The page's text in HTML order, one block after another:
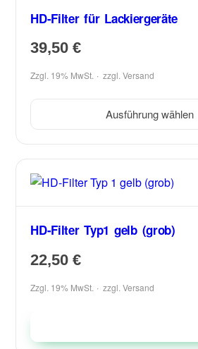
HD-Filter für Lackiergeräte
39,50€
Zzgl. 19% MwSt. zzgl.Versand
Ausführung wählen
HD-Filter Typ1 gelb (grob)
22,50€
Zzgl. 19% MwSt. zzgl.Versand